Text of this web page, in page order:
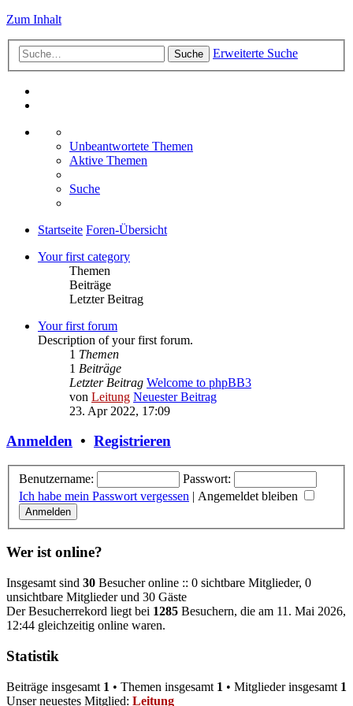
Zum Inhalt
Suche Erweiterte Suche
Unbeantwortete Themen
Aktive Themen
Suche
Startseite Foren-Übersicht
Your first category
Themen
Beiträge
Letzter Beitrag
Your first forum
Description of your first forum.
1 Themen
1 Beiträge
Letzter Beitrag Welcome to phpBB3
von Leitung Neuester Beitrag
23. Apr 2022, 17:09
Anmelden • Registrieren
Benutzername:
Passwort:
Ich habe mein Passwort vergessen | Angemeldet bleiben
Wer ist online?
Insgesamt sind 30 Besucher online :: 0 sichtbare Mitglieder, 0
unsichtbare Mitglieder und 30 Gäste
Der Besucherrekord liegt bei 1285 Besuchern, die am 11. Mai 2026,
12:44 gleichzeitig online waren.
Statistik
Beiträge insgesamt 1 • Themen insgesamt 1 • Mitglieder insgesamt 1
Unser neuestes Mitglied: Leitung